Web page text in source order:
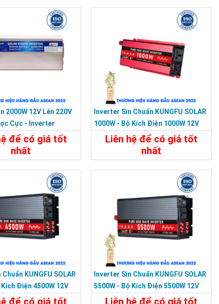
SOLAR KF-3000U
2000W 12V Lên 220V
Cực - Inverter
KF-2000UF
để có giá tốt
nhất
Inverter Sin Chuẩn KUNGFU SOLAR
1000W - Bộ Kích Điện 1000W 12V
Lên 220V
Liên hệ để có giá tốt
nhất
KUNGFU SOLAR
Điện 4500W 12V
để có giá tốt
Inverter Sin Chuẩn KUNGFU SOLAR
5500W - Bộ Kích Điện 5500W 12V
Sang 220V
Liên hệ để có giá tốt